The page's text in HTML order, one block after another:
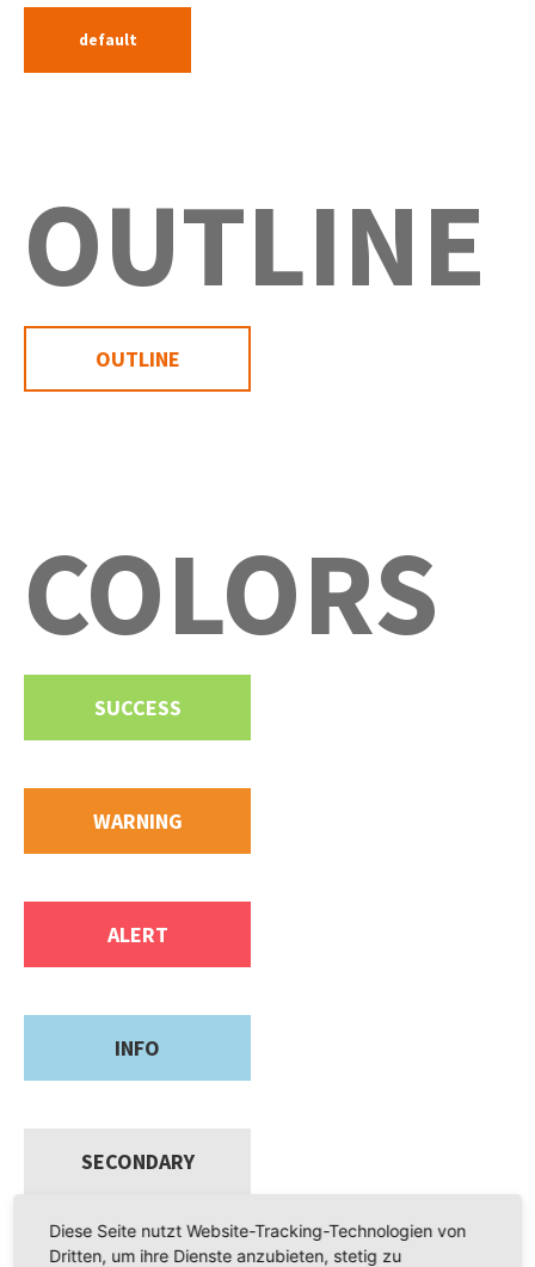
default
OUTLINE
OUTLINE
COLORS
SUCCESS
WARNING
ALERT
INFO
SECONDARY
Diese Seite nutzt Website-Tracking-Technologien von
Dritten, um ihre Dienste anzubieten, stetig zu